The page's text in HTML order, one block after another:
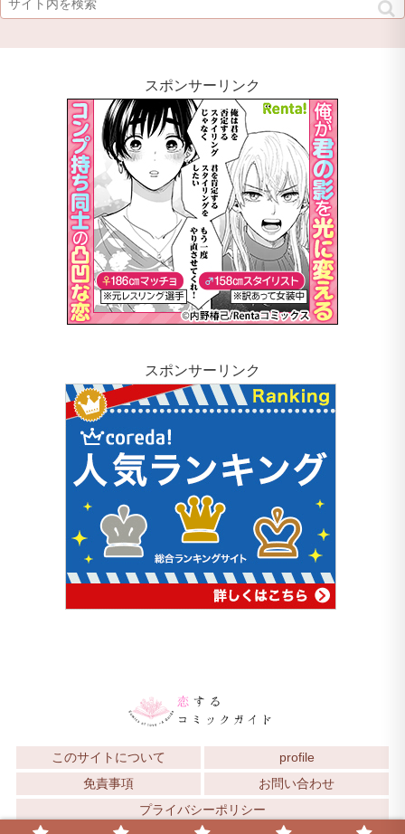
スポンサーリンク
スポンサーリンク
このサイトについて
profile
免責事項
お問い合わせ
プライバシーポリシー